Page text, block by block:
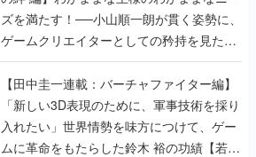
ズを満たす！──小山順一朗が貫く姿勢に、
ゲームクリエイターとしての矜持を見た
【若ゲのいたり最終回】
【田中圭一連載：バーチャファイター編】
「新しい3D表現のために、軍事技術を採り
入れたい」世界情勢を味方につけて、ゲー
ムに革命をもたらした鈴木 裕の功績【若ゲ